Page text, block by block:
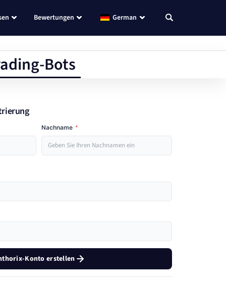
Bewertungen German
Bots
Nachname *
Konto erstellen